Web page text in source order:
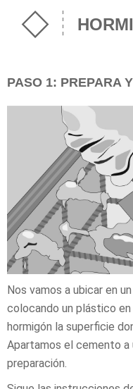
PASO 1: PREPARA
Nos vamos a ubicar en
colocando un plástico
hormigón la superficie
Apartamos el cemento a
preparación.